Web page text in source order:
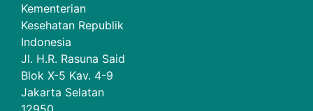
Kementerian
Kesehatan Republik
Indonesia
Jl. H.R. Rasuna Said
Blok X-5 Kav. 4-9
Jakarta Selatan